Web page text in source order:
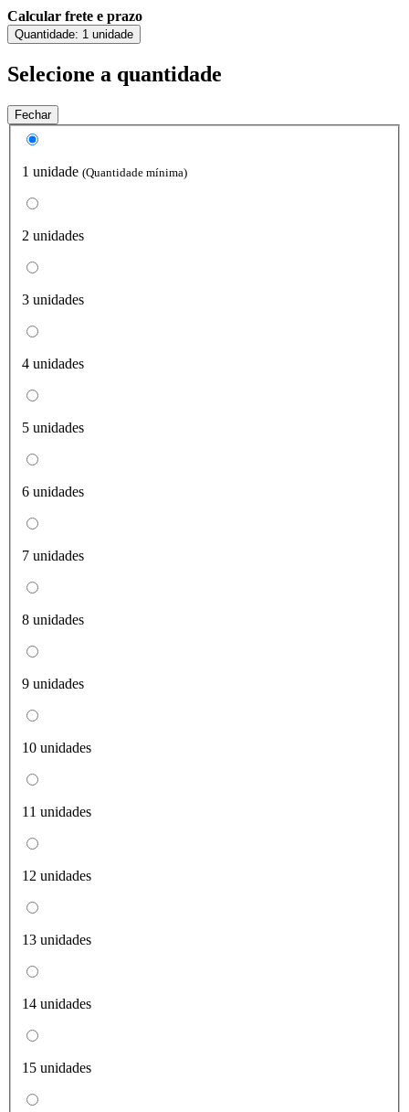
Calcular frete e prazo
Quantidade: 1 unidade
Selecione a quantidade
Fechar
1 unidade (Quantidade mínima)
2 unidades
3 unidades
4 unidades
5 unidades
6 unidades
7 unidades
8 unidades
9 unidades
10 unidades
11 unidades
12 unidades
13 unidades
14 unidades
15 unidades